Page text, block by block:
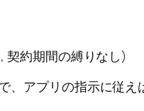
契約期間の縛りなし)
アプリの指示に従